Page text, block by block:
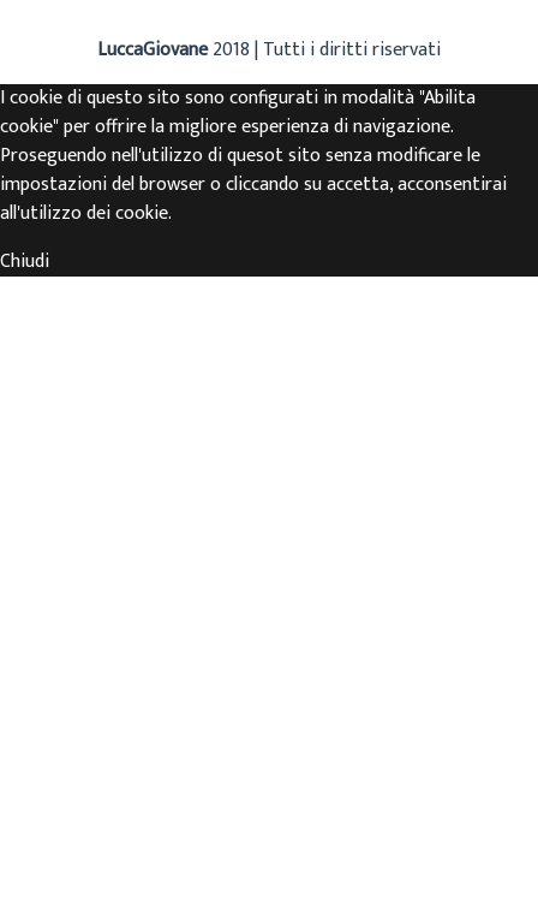
LuccaGiovane2018 | Tutti i diritti riservati
I cookie di questo sito sono configurati in modalità "Abilita
cookie" per offrire la migliore esperienza di navigazione.
Proseguendo nell'utilizzo di quesot sito senza modificare le
impostazioni del browser o cliccando su accetta, acconsentirai
all'utilizzo dei cookie.
Chiudi